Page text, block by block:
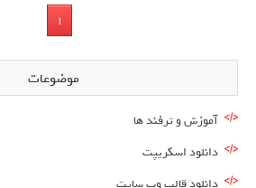
1
موضوعات
آموزش و ترفند ها
دانلود اسکریپت
دانلود قالب وب سایت